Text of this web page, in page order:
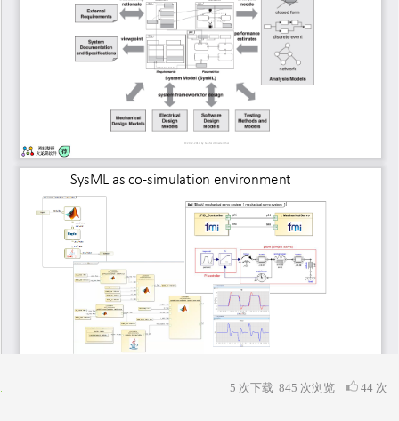
5 次下载 845 次浏览 44 次